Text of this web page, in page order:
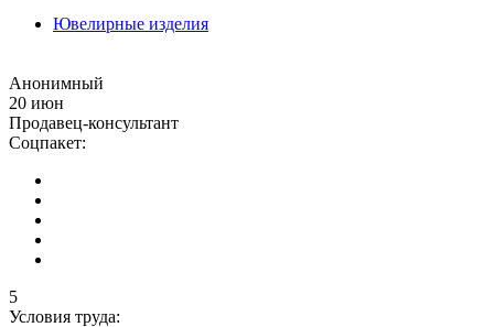
Ювелирные изделия
Анонимный
20 июн
Продавец-консультант
Соцпакет:
5
Условия труда: